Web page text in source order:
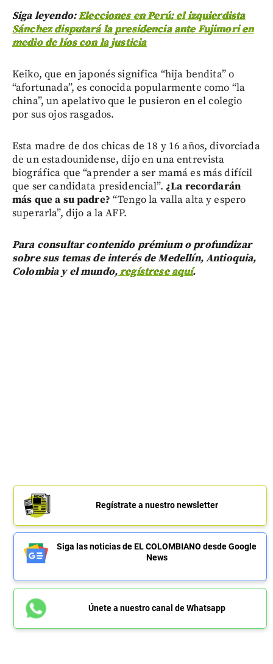
Siga leyendo:Elecciones en Perú: el izquierdista
Sánchez disputará la presidencia ante Fujimori en
medio de líos con la justicia
Keiko, que en japonés significa “hija bendita” o
“afortunada”, es conocida popularmente como “la
china”, un apelativo que le pusieron en el colegio
por sus ojos rasgados.
Esta madre de dos chicas de 18 y 16 años, divorciada
de un estadounidense, dijo en una entrevista
biográfica que “aprender a ser mamá es más difícil
que ser candidata presidencial”. ¿La recordarán
más que a su padre? “Tengo la valla alta y espero
superarla”, dijo a la AFP.
Para consultar contenido prémium o profundizar
sobre sus temas de interés de Medellín, Antioquia,
Colombia y el mundo,regístrese aquí.
Regístrate a nuestro newsletter
Siga las noticias de EL COLOMBIANO desde Google
News
Únete a nuestro canal de Whatsapp